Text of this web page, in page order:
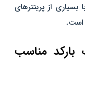
بسیاری از پرینترهای
بارکد مناسب